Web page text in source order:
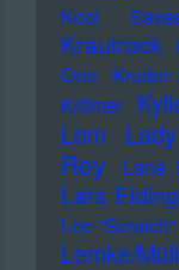
Kool
Krautrock
One Kruder
Krömer
Lom
Rey
Lana
Lars
Lee
Lemke/